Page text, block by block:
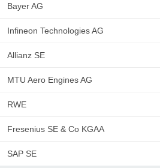
Bayer AG
Infineon Technologies AG
Allianz SE
MTU Aero Engines AG
RWE
Fresenius SE & Co KGAA
SAP SE